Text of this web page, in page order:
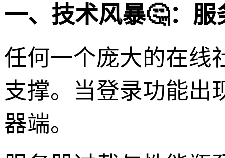
一、技术风暴🤔：
任何一个庞大的在线
支撑。当登录功能出
器端。